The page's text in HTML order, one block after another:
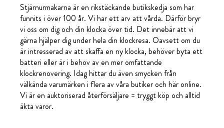
Stjärnurmakarna är en rikstäckande butikskedja som har
funnits i över 100 år. Vi har ett arv att vårda. Därför bryr
vi oss om dig och din klocka över tid. Det innebär att vi
gärna hjälper dig under hela din klockresa. Oavsett om du
är intresserad av att skaffa en ny klocka, behöver byta ett
batteri eller är i behov av en mer omfattande
klockrenovering. Idag hittar du även smycken från
välkända varumärken i flera av våra butiker och här online.
Vi är en auktoriserad återförsäljare = tryggt köp och alltid
äkta varor.